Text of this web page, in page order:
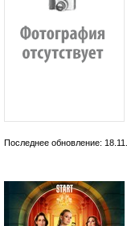
Последнее обновление: